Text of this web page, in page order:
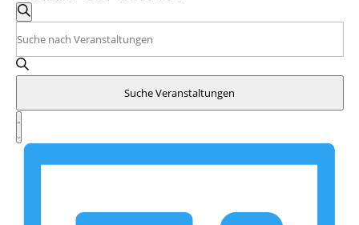
Veranstaltungen
Suche
und
Ansichten,
Suche
Schlüsselwort
eingeben.
Veranstaltungen
Schlüsselwort.
Suche Veranstaltungen
Veranstaltung
Ansichten-
Navigation
Liste